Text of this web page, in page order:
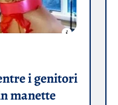
i genitori
manette